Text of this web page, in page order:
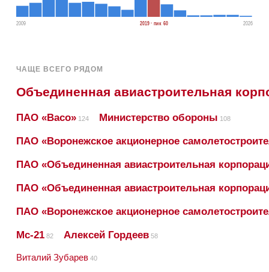
2009 2019 · пик 60 2026
ЧАЩЕ ВСЕГО РЯДОМ
Объединенная авиастроительная
ПАО «Васо» 124 Министерство обороны 108
ПАО «Воронежское акционерное
ПАО «Объединенная авиастроительная
ПАО «Объединенная авиастроительная
ПАО «Воронежское акционерное
Мс-21 82 Алексей Гордеев 58
Виталий Зубарев 40